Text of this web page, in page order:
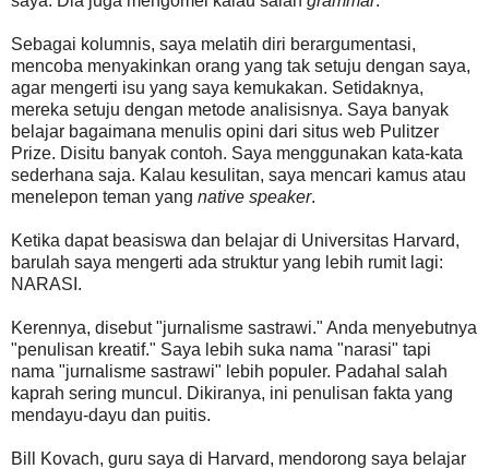
Sebagai kolumnis, saya melatih diri berargumentasi,
mencoba menyakinkan orang yang tak setuju dengan saya,
agar mengerti isu yang saya kemukakan. Setidaknya,
mereka setuju dengan metode analisisnya. Saya banyak
belajar bagaimana menulis opini dari situs web Pulitzer
Prize. Disitu banyak contoh. Saya menggunakan kata-kata
sederhana saja. Kalau kesulitan, saya mencari kamus atau
menelepon teman yang native speaker.
Ketika dapat beasiswa dan belajar di Universitas Harvard,
barulah saya mengerti ada struktur yang lebih rumit lagi:
NARASI.
Kerennya, disebut "jurnalisme sastrawi." Anda menyebutnya
"penulisan kreatif." Saya lebih suka nama "narasi" tapi
nama "jurnalisme sastrawi" lebih populer. Padahal salah
kaprah sering muncul. Dikiranya, ini penulisan fakta yang
mendayu-dayu dan puitis.
Bill Kovach, guru saya di Harvard, mendorong saya belajar